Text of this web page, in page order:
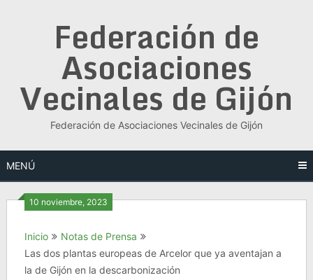
Federación de
Asociaciones
Vecinales de Gijón
Federación de Asociaciones Vecinales de Gijón
MENÚ
10 noviembre, 2023
Inicio
Notas de Prensa
Las dos plantas europeas de Arcelor que ya aventajan a
la de Gijón en la descarbonización